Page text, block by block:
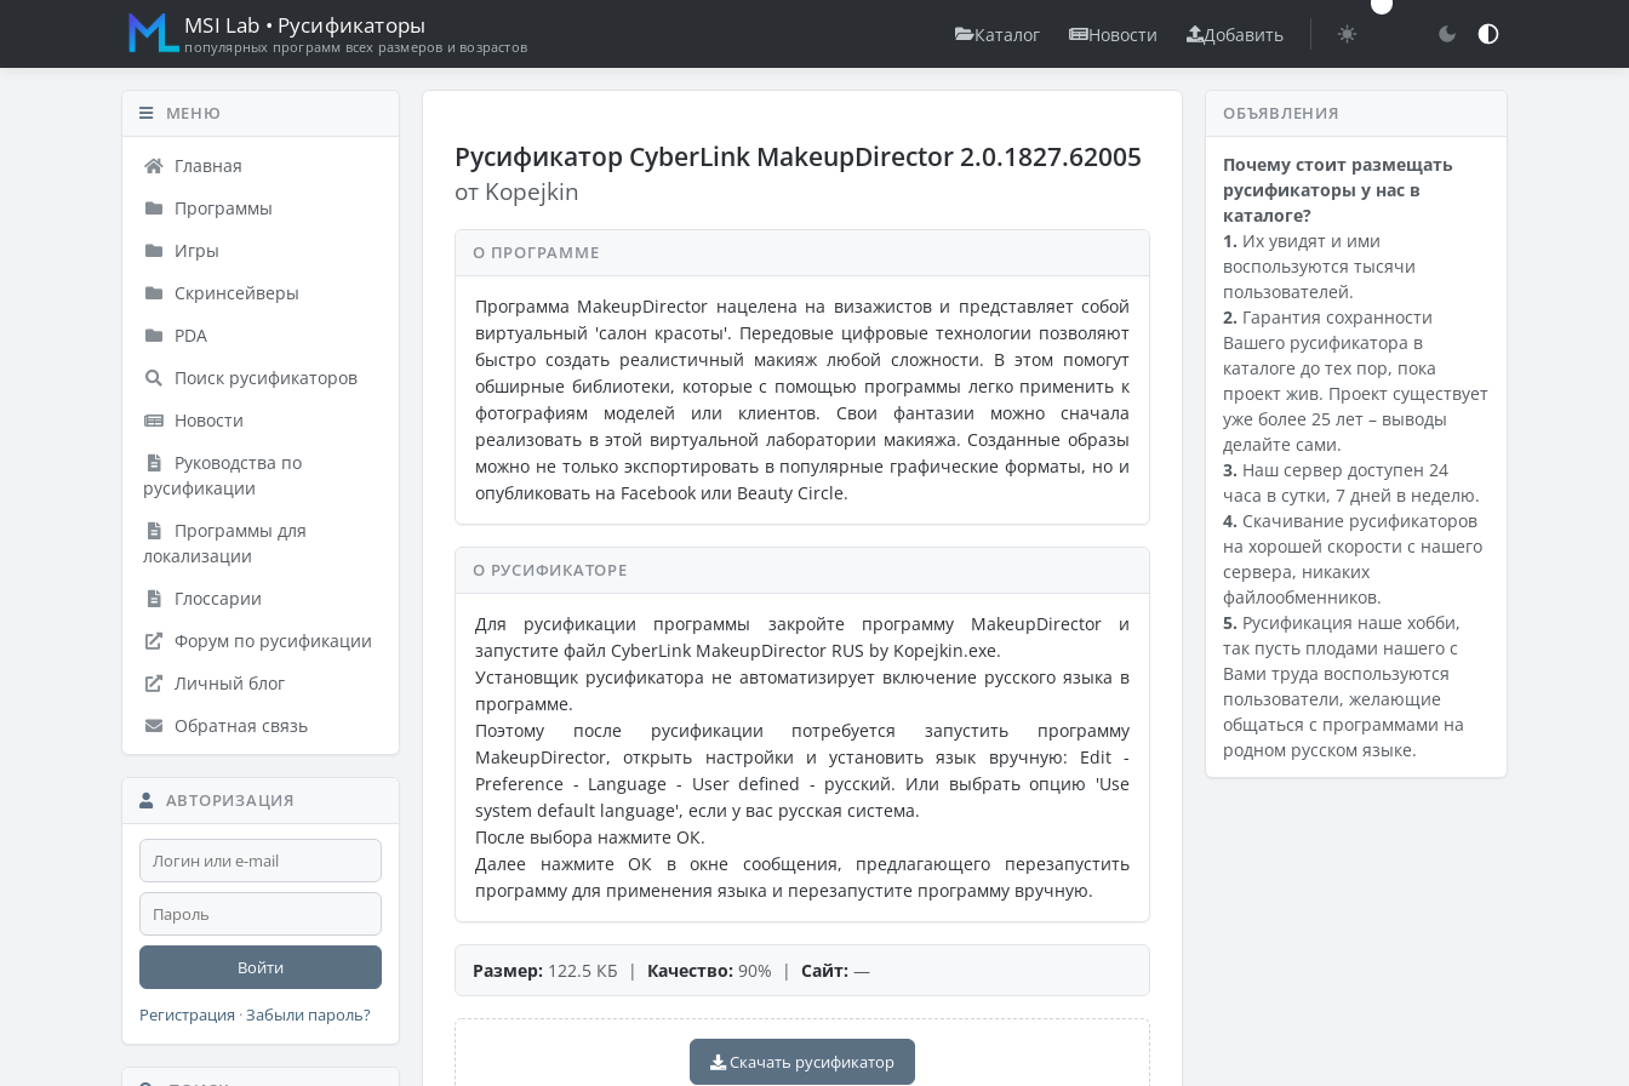
MSI Lab • Русификаторы
популярных программ всех размеров и возрастов
Каталог Новости Добавить
МЕНЮ
Главная
Программы
Игры
Скринсейверы
PDA
Поиск русификаторов
Новости
Руководства по
русификации
Программы для
локализации
Глоссарии
Форум по русификации
Личный блог
Обратная связь
АВТОРИЗАЦИЯ
Войти
Регистрация ·Забыли пароль?
Русификатор CyberLink MakeupDirector 2.0.1827.62005
от Kopejkin
О ПРОГРАММЕ
Программа MakeupDirector нацелена на визажистов и представляет собой
виртуальный 'салон красоты'. Передовые цифровые технологии позволяют
быстро создать реалистичный макияж любой сложности. В этом помогут
обширные библиотеки, которые с помощью программы легко применить к
фотографиям моделей или клиентов. Свои фантазии можно сначала
реализовать в этой виртуальной лаборатории макияжа. Созданные образы
можно не только экспортировать в популярные графические форматы, но и
опубликовать на Facebook или Beauty Circle.
О РУСИФИКАТОРЕ
Для русификации программы закройте программу MakeupDirector и
запустите файл CyberLink MakeupDirector RUS by Kopejkin.exe.
Установщик русификатора не автоматизирует включение русского языка в
программе.
Поэтому после русификации потребуется запустить программу
MakeupDirector, открыть настройки и установить язык вручную: Edit -
Preference - Language - User defined - русский. Или выбрать опцию 'Use
system default language', если у вас русская система.
После выбора нажмите ОК.
Далее нажмите ОК в окне сообщения, предлагающего перезапустить
программу для применения языка и перезапустите программу вручную.
Размер: 122.5 КБ | Качество: 90% | Сайт: —
Скачать русификатор
ОБЪЯВЛЕНИЯ
Почему стоит размещать
русификаторы у нас в
каталоге?
1. Их увидят и ими
воспользуются тысячи
пользователей.
2. Гарантия сохранности
Вашего русификатора в
каталоге до тех пор, пока
проект жив. Проект существует
уже более 25 лет – выводы
делайте сами.
3. Наш сервер доступен 24
часа в сутки, 7 дней в неделю.
4. Скачивание русификаторов
на хорошей скорости с нашего
сервера, никаких
файлообменников.
5. Русификация наше хобби,
так пусть плодами нашего с
Вами труда воспользуются
пользователи, желающие
общаться с программами на
родном русском языке.